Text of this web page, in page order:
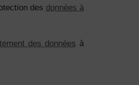
des données à
des données à